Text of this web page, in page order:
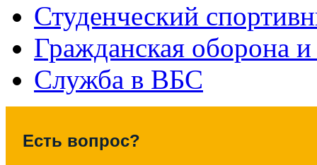
Студенческий
Гражданская оборона
Служба в ВБС
Есть вопрос?